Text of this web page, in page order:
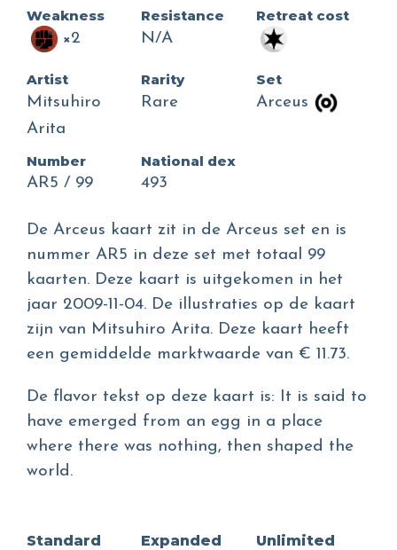
Weakness
×2
Resistance
N/A
Retreat cost
Artist
Mitsuhiro
Arita
Rarity
Rare
Set
Arceus
Number
AR5 / 99
National dex
493
De Arceus kaart zit in de Arceus set en is
nummer AR5 in deze set met totaal 99
kaarten. Deze kaart is uitgekomen in het
jaar 2009-11-04. De illustraties op de kaart
zijn van Mitsuhiro Arita. Deze kaart heeft
een gemiddelde marktwaarde van € 11.73.
De flavor tekst op deze kaart is: It is said to
have emerged from an egg in a place
where there was nothing, then shaped the
world.
Standard
Expanded
Unlimited